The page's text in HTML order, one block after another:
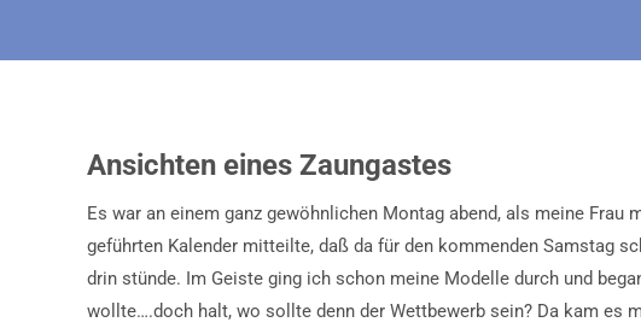
Ansichten eines Zaungastes
Es war an einem ganz gewöhnlichen Montag abend, als meine
geführten Kalender mitteilte, daß da für den kommenden Samstag
drin stünde. Im Geiste ging ich schon meine Modelle durch und
wollte….doch halt, wo sollte denn der Wettbewerb sein? Da kam es